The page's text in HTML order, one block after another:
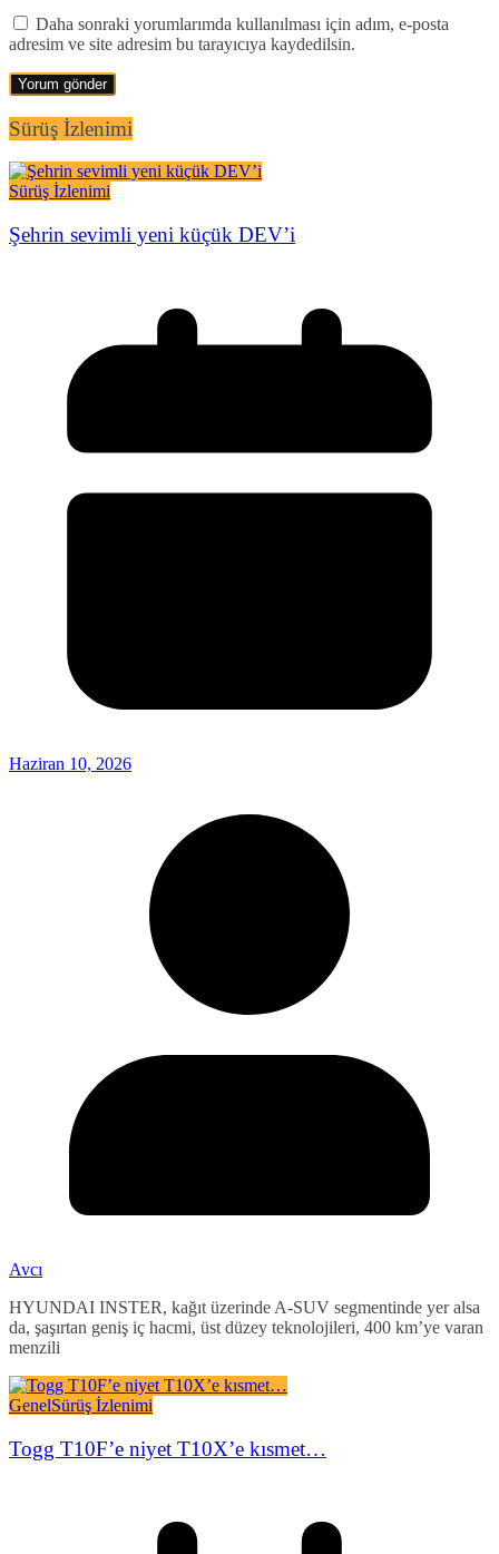
Daha sonraki yorumlarımda kullanılması için adım, e-posta
adresim ve site adresim bu tarayıcıya kaydedilsin.
Sürüş İzlenimi
Sürüş İzlenimi
Şehrin sevimli yeni küçük DEV’i
Haziran 10, 2026
Avcı
HYUNDAI INSTER, kağıt üzerinde A-SUV segmentinde yer alsa
da, şaşırtan geniş iç hacmi, üst düzey teknolojileri, 400 km’ye varan
menzili
GenelSürüş İzlenimi
Togg T10F’e niyet T10X’e kısmet…